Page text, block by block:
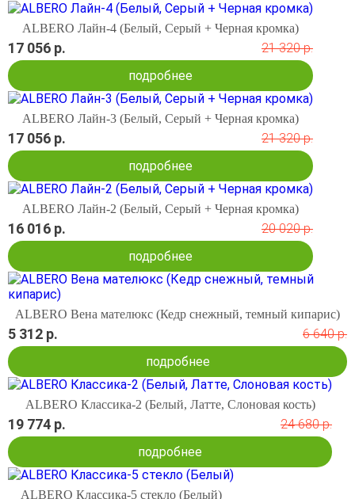
ALBERO Лайн-4 (Белый, Серый + Черная кромка)
17 056 р.
21 320 р.
подробнее
ALBERO Лайн-3 (Белый, Серый + Черная кромка)
17 056 р.
21 320 р.
подробнее
ALBERO Лайн-2 (Белый, Серый + Черная кромка)
16 016 р.
20 020 р.
подробнее
ALBERO Вена мателюкс (Кедр снежный, темный кипарис)
5 312 р.
6 640 р.
подробнее
ALBERO Классика-2 (Белый, Латте, Слоновая кость)
19 774 р.
24 680 р.
подробнее
ALBERO Классика-5 стекло (Белый)